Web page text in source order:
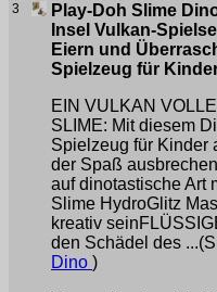
3
Play-Doh Slime
Insel Vulkan-
Eiern und
Spielzeug für
EIN VULKAN
SLIME: Mit diesem
Spielzeug für Kinder
der Spaß
auf dinotastische Art
Slime HydroGlitz
kreativ
den Schädel des
Dino )